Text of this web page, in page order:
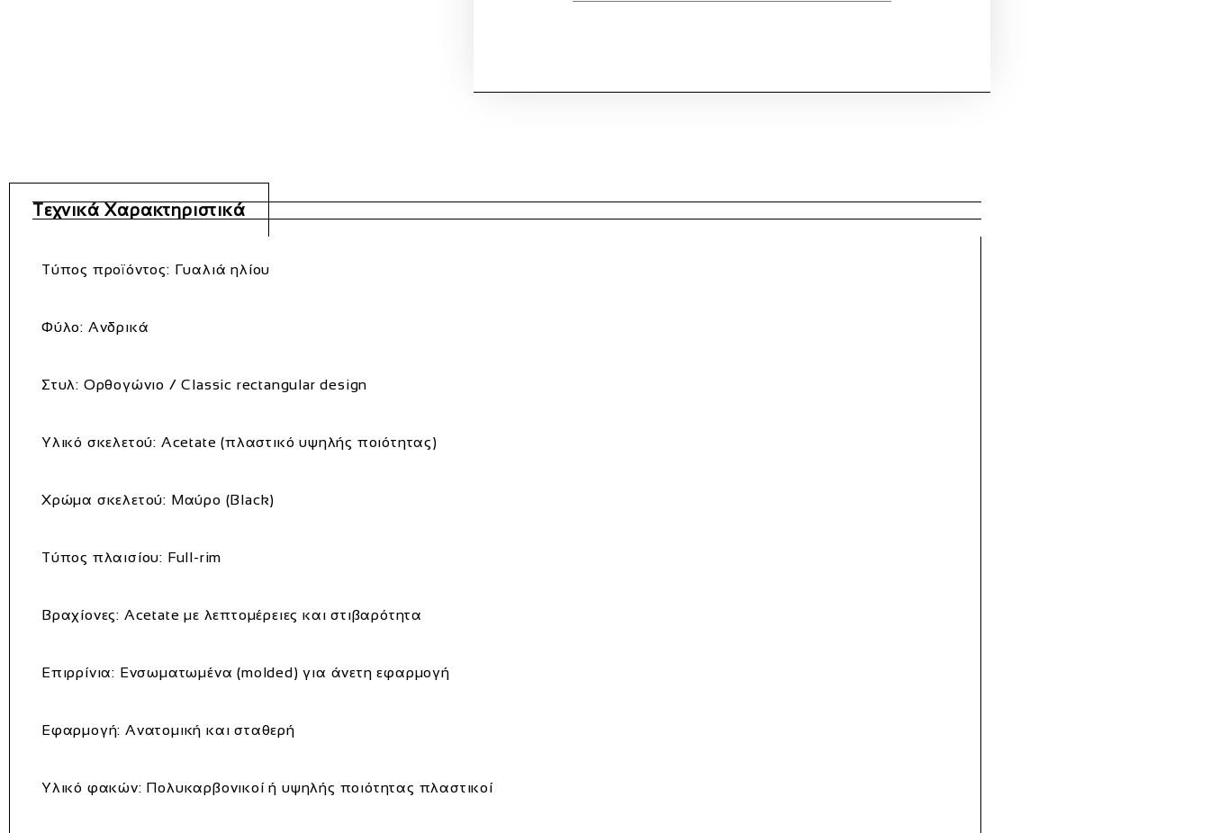
Τεχνικά Χαρακτηριστικά
Τύπος προϊόντος: Γυαλιά ηλίου
Φύλο: Ανδρικά
Στυλ: Ορθογώνιο / Classic rectangular design
Υλικό σκελετού: Acetate (πλαστικό υψηλής ποιότητας)
Χρώμα σκελετού: Μαύρο (Black)
Τύπος πλαισίου: Full‑rim
Βραχίονες: Acetate με λεπτομέρειες και στιβαρότητα
Επιρρίνια: Ενσωματωμένα (molded) για άνετη εφαρμογή
Εφαρμογή: Ανατομική και σταθερή
Υλικό φακών: Πολυκαρβονικοί ή υψηλής ποιότητας πλαστικοί